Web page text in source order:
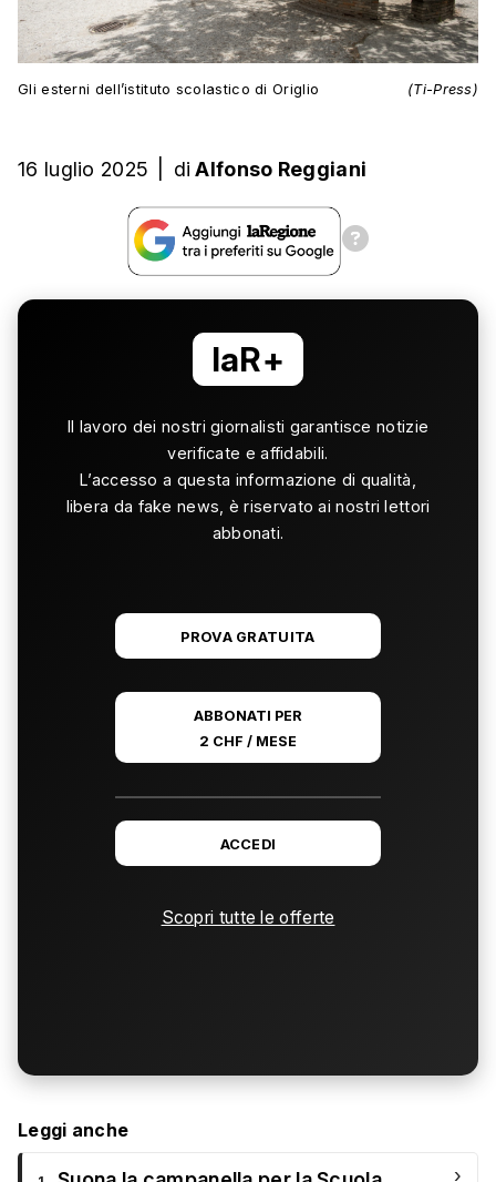
Gli esterni dell’istituto scolastico di Origlio (Ti-Press)
16 luglio 2025 di Alfonso Reggiani
laR+
Il lavoro dei nostri giornalisti garantisce notizie
verificate e affidabili.
L’accesso a questa informazione di qualità,
libera da fake news, è riservato ai nostri lettori
abbonati.
PROVA GRATUITA
ABBONATI PER
2 CHF / MESE
ACCEDI
Scopri tutte le offerte
Leggi anche
›